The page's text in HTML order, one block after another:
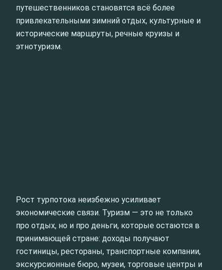
путешественников становятся всё более
привлекательными зимний отдых, культурные и
исторические маршруты, речные круизы и
этнотуризм.
Рост турпотока неизбежно усиливает
экономические связи. Туризм — это не только
про отдых, но и про деньги, которые остаются в
принимающей стране: доходы получают
гостиницы, рестораны, транспортные компании,
экскурсионные бюро, музеи, торговые центры и